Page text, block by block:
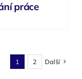
práce
1 2 Další